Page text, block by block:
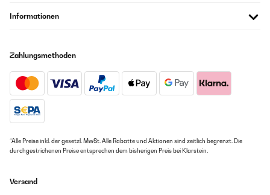
Informationen
Zahlungsmethoden
*Alle Preise inkl. der gesetzl. MwSt. Alle Rabatte und Aktionen sind zeitlich begrenzt. Die
durchgestrichenen Preise entsprechen dem bisherigen Preis bei Klarstein.
Versand